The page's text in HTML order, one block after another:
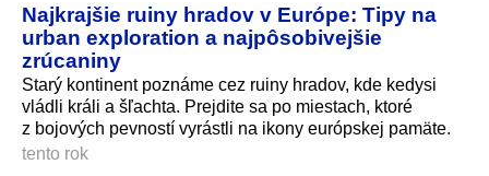
Najkrajšie ruiny hradov v Európe: Tipy na
urban exploration a najpôsobivejšie
zrúcaniny
Starý kontinent poznáme cez ruiny hradov, kde kedysi
vládli králi a šľachta. Prejdite sa po miestach, ktoré
z bojových pevností vyrástli na ikony európskej pamäte.
tento rok